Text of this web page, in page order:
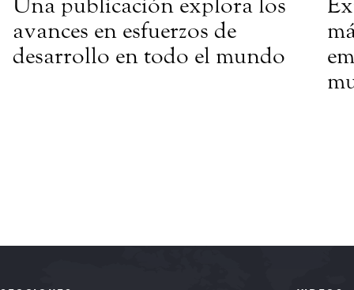
avances en esfuerzos de
desarrollo en todo el mundo